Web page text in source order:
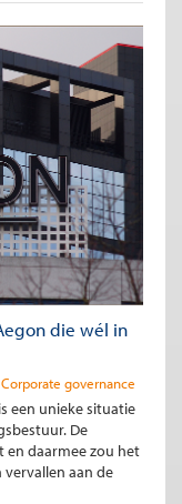
die wél in
Corporate governance
een unieke situatie
De
en daarmee zou het
aan de